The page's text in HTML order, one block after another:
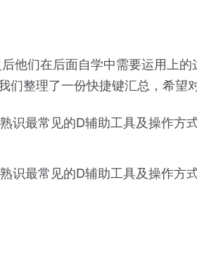
他们在后面自学中需要运用上
们整理了一份快捷键汇总，希望